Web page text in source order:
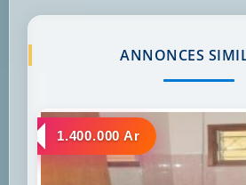
ANNONCES
a louer
1.400.000 Ar